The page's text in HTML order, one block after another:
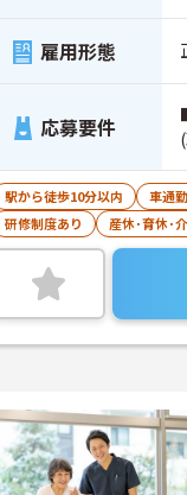
雇用形態
応募要件
駅から徒歩10分以内 車通
研修制度あり
産休･育休･